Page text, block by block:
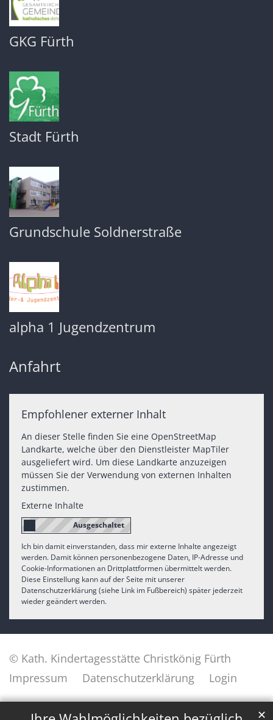
✕
GKG Fürth
Stadt Fürth
Grundschule Soldnerstraße
alpha 1 Jugendzentrum
Anfahrt
Empfohlener externer Inhalt
An dieser Stelle finden Sie eine OpenStreetMap
Landkarte, welche über den Dienstleister MapTiler
ausgeliefert wird. Um diese Landkarte anzuzeigen
müssen Sie der Verwendung von externen Inhalten
zustimmen.
Externe Inhalte
Ich bin damit einverstanden, dass mir externe Inhalte angezeigt
werden. Damit können personenbezogene Daten, IP-Adresse und
Cookie-Informationen an Drittplattformen übermittelt werden.
Diese Einstellung kann auf der Seite mit unserer
Datenschutzerklärung (siehe Link im Fußbereich) später jederzeit
wieder geändert werden.
© Kath. Kindertagesstätte Christkönig Fürth
Impressum
Datenschutzerklärung Login